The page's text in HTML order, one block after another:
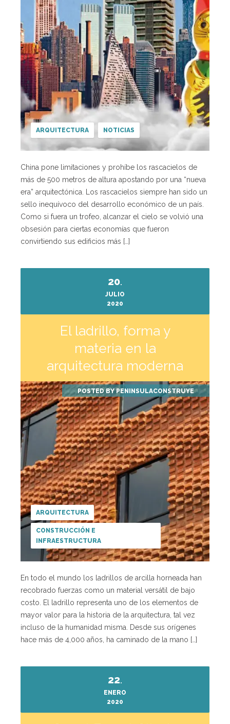
ARQUITECTURA NOTICIAS
China pone limitaciones y prohíbe los rascacielos de
más de 500 metros de altura apostando por una “nueva
era” arquitectónica. Los rascacielos siempre han sido un
sello inequívoco del desarrollo económico de un país.
Como si fuera un trofeo, alcanzar el cielo se volvió una
obsesión para ciertas economías que fueron
convirtiendo sus edificios más […]
20.
JULIO
2020
El ladrillo, forma y
materia en la
arquitectura moderna
POSTED BYPENINSULACONSTRUYE
ARQUITECTURA
CONSTRUCCIÓN E
INFRAESTRUCTURA
En todo el mundo los ladrillos de arcilla horneada han
recobrado fuerzas como un material versátil de bajo
costo. El ladrillo representa uno de los elementos de
mayor valor para la historia de la arquitectura, tal vez
incluso de la humanidad misma. Desde sus orígenes
hace más de 4,000 años, ha caminado de la mano […]
22.
ENERO
2020